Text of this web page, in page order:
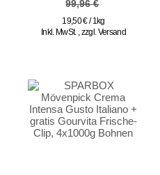
99,96 €
19,50 € / 1kg
Inkl. MwSt. zzgl. Versand